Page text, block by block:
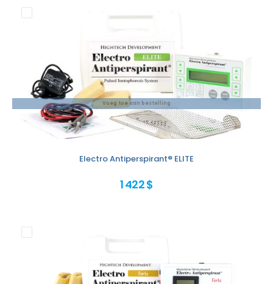
Voeg toe aan bestelling
Electro Antiperspirant® ELITE
1 422 $